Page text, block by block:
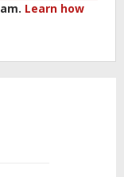
Learn how